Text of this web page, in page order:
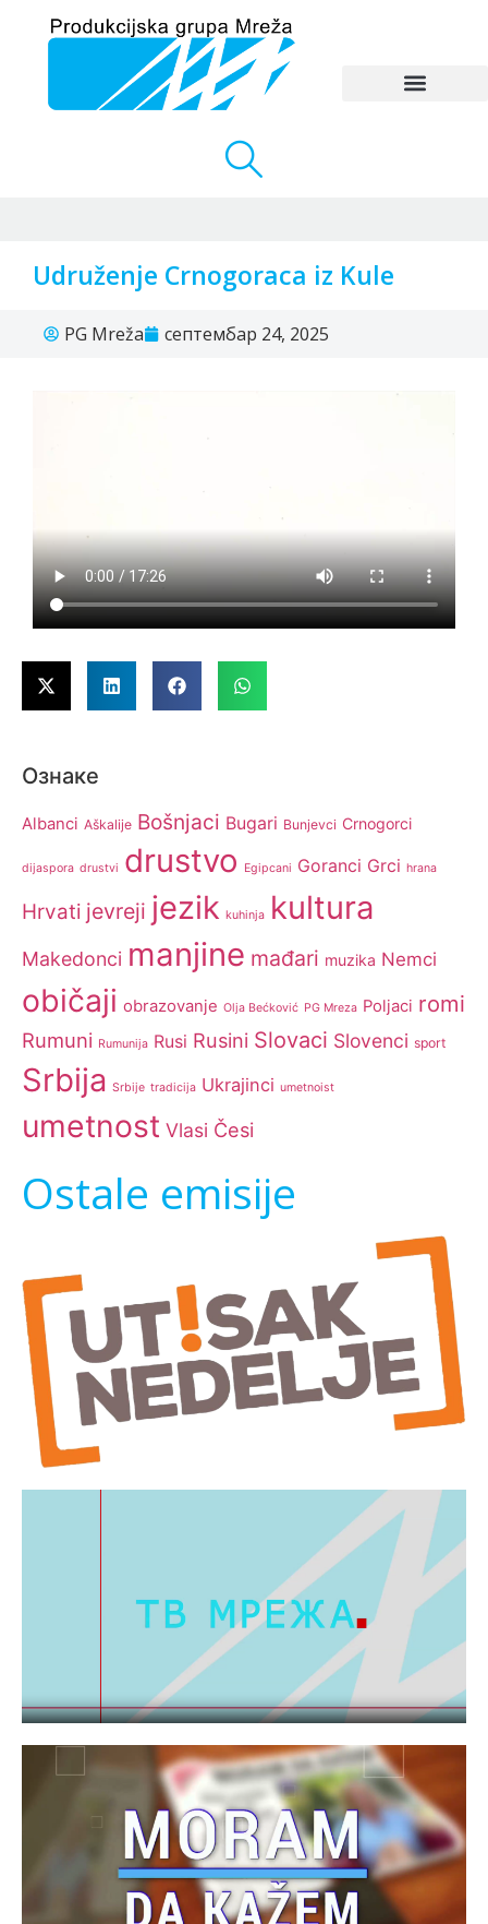
Udruženje Crnogoraca iz Kule
PG Mreža септембар 24, 2025
Ознаке
Albanci Aškalije Bošnjaci Bugari Bunjevci Crnogorci
dijaspora drustvi drustvo Egipcani Goranci Grci hrana
Hrvati jevreji jezik kuhinja kultura
Makedonci manjine mađari muzika Nemci
običaji obrazovanje Olja Bećković PG Mreza Poljaci romi
Rumuni Rumunija Rusi Rusini Slovaci Slovenci sport
Srbija Srbije tradicija Ukrajinci umetnoist
umetnost Vlasi Česi
Ostale emisije